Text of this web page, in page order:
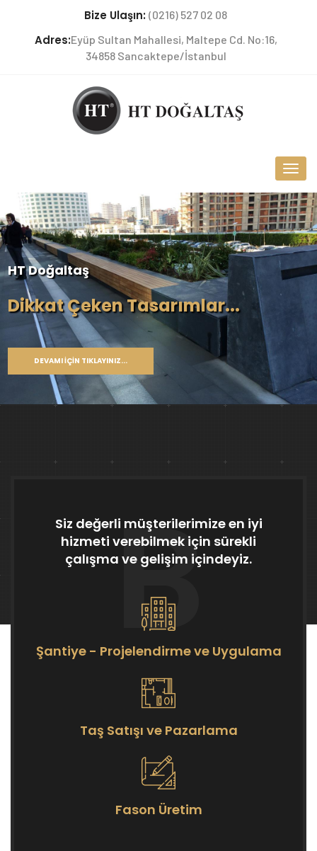
Bize Ulaşın: (0216) 527 02 08
Adres:Eyüp Sultan Mahallesi, Maltepe Cd. No:16,
34858 Sancaktepe/İstanbul
HT Doğaltaş
Dikkat Çeken Tasarımlar...
DEVAMI İÇIN TIKLAYINIZ...
B
Siz değerli müşterilerimize en iyi
hizmeti verebilmek için sürekli
çalışma ve gelişim içindeyiz.
Şantiye - Projelendirme ve Uygulama
Taş Satışı ve Pazarlama
Fason Üretim